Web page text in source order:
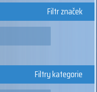
Filtr značek
Filtry kategorie